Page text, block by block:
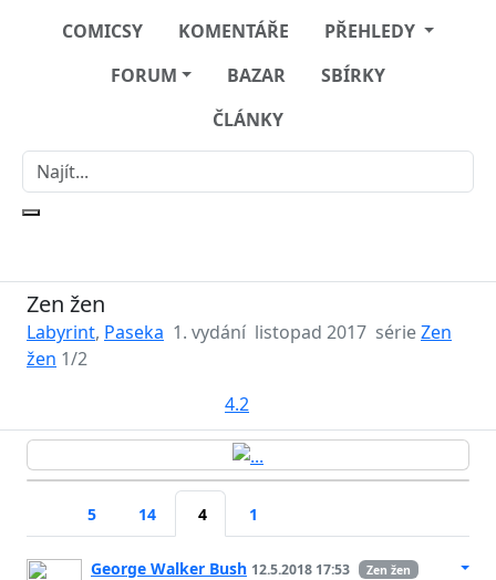
COMICSY KOMENTÁŘE
PŘEHLEDY
FORUM
BAZAR
SBÍRKY
ČLÁNKY
Zen žen
Labyrint, Paseka 1. vydání listopad 2017 sérieZen
žen 1/2
4.2
5 14 4 1
George Walker Bush 12.5.2018 17:53 Zen žen